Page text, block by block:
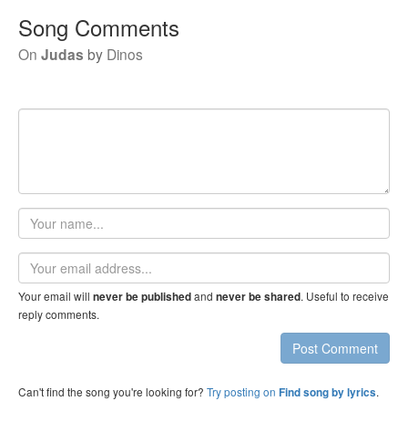
Song Comments
On Judas by Dinos
Your
name
Email
address
Your email will never be publishedand never be shared. Useful to receive
reply comments.
Post Comment
Can't find the song you're looking for? Try posting on Find song by lyrics.